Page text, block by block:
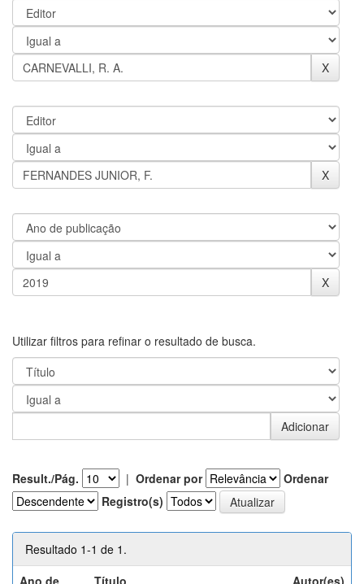
Utilizar filtros para refinar o resultado de busca.
Result./Pág. | Ordenar por
Ordenar
Registro(s)
Resultado 1-1 de 1.
Ano de
Título Autor(es)